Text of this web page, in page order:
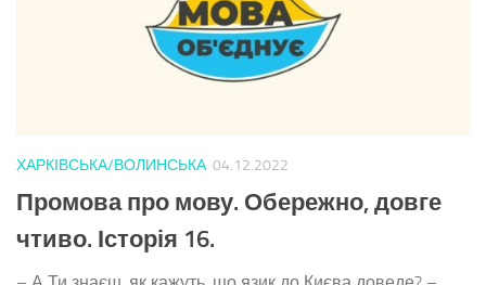
ХАРКІВСЬКА/ВОЛИНСЬКА 04.12.2022
Промова про мову. Обережно, довге
чтиво. Історія 16.